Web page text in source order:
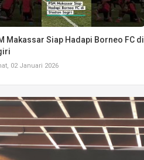
Makassar Siap Hadapi Borneo FC di
02 Januari 2026